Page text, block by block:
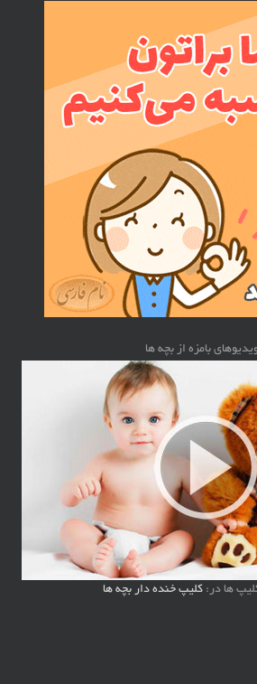
بامزه از بچه ها
ها در: کلیپ خنده دار بچه ها